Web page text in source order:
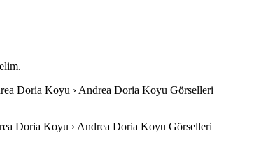
Doria Koyu › Andrea Doria Koyu Görselleri
Doria Koyu › Andrea Doria Koyu Görselleri